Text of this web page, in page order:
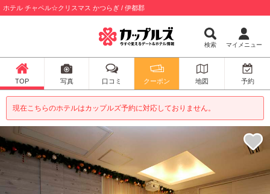
ホテル チャペル☆クリスマス かつらぎ / 伊都郡
検索 マイメニュー
TOP 写真 口コミ クーポン 地図 予約
現在こちらのホテルはカップルズ予約に対応しておりません。